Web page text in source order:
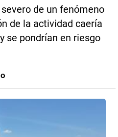
de un fenómeno
de la actividad caería
se pondrían en riesgo